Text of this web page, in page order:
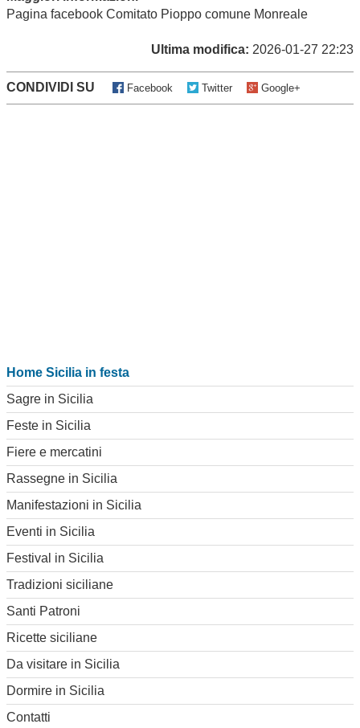
Pagina facebook Comitato Pioppo comune Monreale
Ultima modifica: 2026-01-27 22:23
CONDIVIDI SU Facebook Twitter Google+
Home Sicilia in festa
Sagre in Sicilia
Feste in Sicilia
Fiere e mercatini
Rassegne in Sicilia
Manifestazioni in Sicilia
Eventi in Sicilia
Festival in Sicilia
Tradizioni siciliane
Santi Patroni
Ricette siciliane
Da visitare in Sicilia
Dormire in Sicilia
Contatti